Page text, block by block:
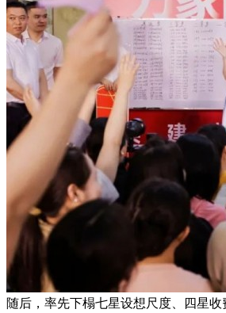
随后，率先下榻七星设想尺度、四星